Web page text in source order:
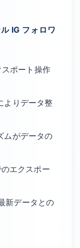
IG フォロワ
ポート操作
よりデータ整
ムがデータの
エクスポー
新データとの